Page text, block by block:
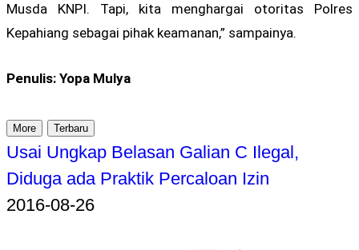
Musda KNPI. Tapi, kita menghargai otoritas Polres
Kepahiang sebagai pihak keamanan,” sampainya.
Penulis: Yopa Mulya
More Terbaru
Usai Ungkap Belasan Galian C Ilegal,
Diduga ada Praktik Percaloan Izin
2016-08-26